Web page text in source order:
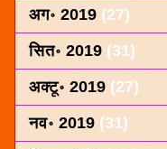
अग॰ 2019 (27)
सित॰ 2019 (31)
अक्टू॰ 2019 (27)
नव॰ 2019 (31)